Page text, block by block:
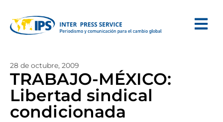
28 de octubre, 2009
TRABAJO-MÉXICO:
Libertad sindical
condicionada